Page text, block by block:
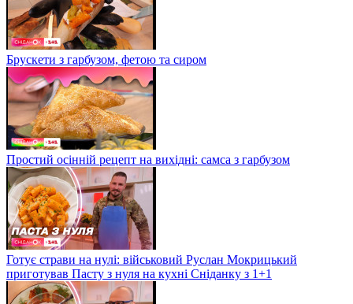
Брускети з гарбузом, фетою та сиром
Простий осінній рецепт на вихідні: самса з гарбузом
Готує страви на нулі: військовий Руслан Мокрицький
приготував Пасту з нуля на кухні Сніданку з 1+1